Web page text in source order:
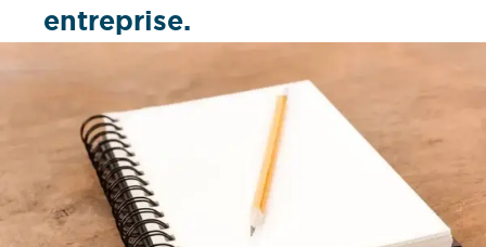
entreprise.